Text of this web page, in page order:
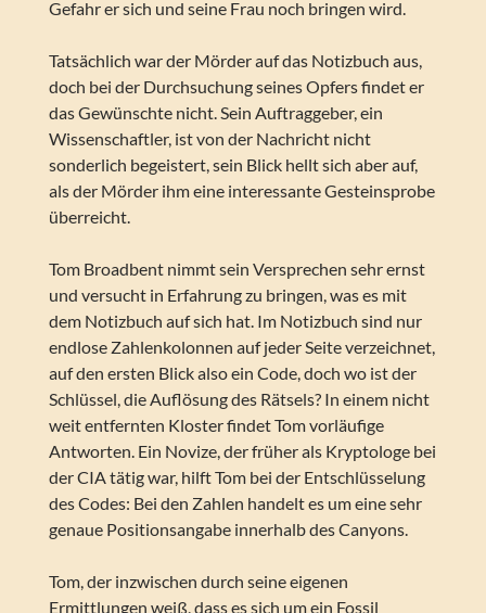
Gefahr er sich und seine Frau noch bringen wird.
Tatsächlich war der Mörder auf das Notizbuch aus,
doch bei der Durchsuchung seines Opfers findet er
das Gewünschte nicht. Sein Auftraggeber, ein
Wissenschaftler, ist von der Nachricht nicht
sonderlich begeistert, sein Blick hellt sich aber auf,
als der Mörder ihm eine interessante Gesteinsprobe
überreicht.
Tom Broadbent nimmt sein Versprechen sehr ernst
und versucht in Erfahrung zu bringen, was es mit
dem Notizbuch auf sich hat. Im Notizbuch sind nur
endlose Zahlenkolonnen auf jeder Seite verzeichnet,
auf den ersten Blick also ein Code, doch wo ist der
Schlüssel, die Auflösung des Rätsels? In einem nicht
weit entfernten Kloster findet Tom vorläufige
Antworten. Ein Novize, der früher als Kryptologe bei
der CIA tätig war, hilft Tom bei der Entschlüsselung
des Codes: Bei den Zahlen handelt es um eine sehr
genaue Positionsangabe innerhalb des Canyons.
Tom, der inzwischen durch seine eigenen
Ermittlungen weiß, dass es sich um ein Fossil